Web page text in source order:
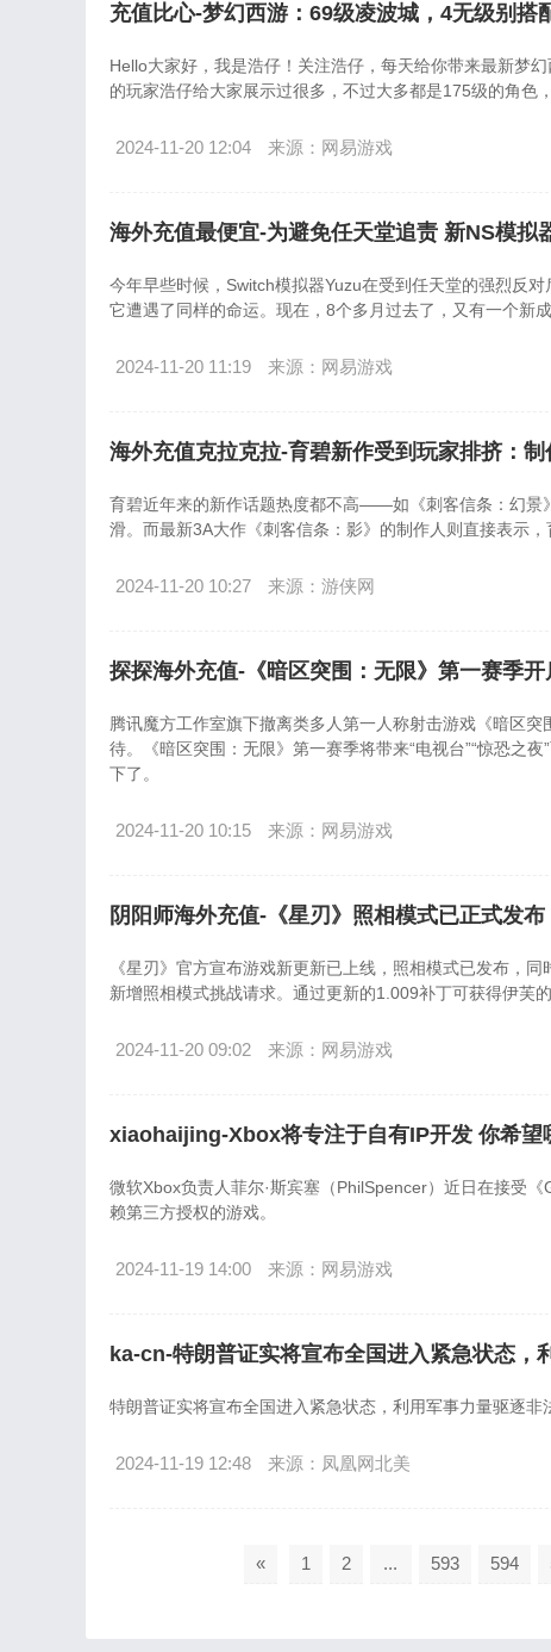
充值比心-梦幻西游：69级凌波城，4无级别搭
Hello大家好，我是浩仔！关注浩仔，每天给你带来最新梦
的玩家浩仔给大家展示过很多，不过大多都是175级的角色
2024-11-20 12:04 来源：网易游戏
海外充值最便宜-为避免任天堂追责 新NS模拟
今年早些时候，Switch模拟器Yuzu在受到任天堂的强烈反
它遭遇了同样的命运。现在，8个多月过去了，又有一个新成
2024-11-20 11:19 来源：网易游戏
海外充值克拉克拉-育碧新作受到玩家排挤：
育碧近年来的新作话题热度都不高——如《刺客信条：幻景
滑。而最新3A大作《刺客信条：影》的制作人则直接表示
2024-11-20 10:27 来源：游侠网
探探海外充值-《暗区突围：无限》第一赛季
腾讯魔方工作室旗下撤离类多人第一人称射击游戏《暗区
待。《暗区突围：无限》第一赛季将带来“电视台”“惊恐之
下了。
2024-11-20 10:15 来源：网易游戏
阴阳师海外充值-《星刃》照相模式已正式发
《星刃》官方宣布游戏新更新已上线，照相模式已发布，
新增照相模式挑战请求。通过更新的1.009补丁可获得伊芙的
2024-11-20 09:02 来源：网易游戏
xiaohaijing-Xbox将专注于自有IP开发 你希望
微软Xbox负责人菲尔·斯宾塞（PhilSpencer）近日在接受
赖第三方授权的游戏。
2024-11-19 14:00 来源：网易游戏
ka-cn-特朗普证实将宣布全国进入紧急状态，
特朗普证实将宣布全国进入紧急状态，利用军事力量驱逐非
2024-11-19 12:48 来源：凤凰网北美
« 1 2 ... 593 594